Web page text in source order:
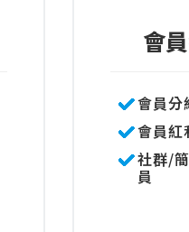
會
會員分
會員紅
社群/
員